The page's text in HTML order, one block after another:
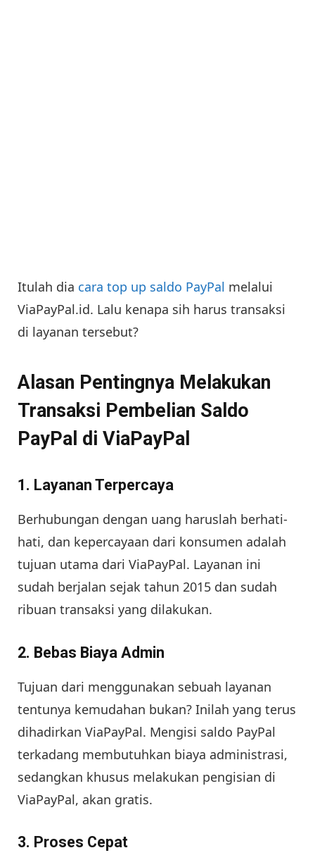
Itulah dia cara top up saldo PayPal melalui
ViaPayPal.id. Lalu kenapa sih harus transaksi
di layanan tersebut?
Alasan Pentingnya Melakukan
Transaksi Pembelian Saldo
PayPal di ViaPayPal
1. Layanan Terpercaya
Berhubungan dengan uang haruslah berhati-
hati, dan kepercayaan dari konsumen adalah
tujuan utama dari ViaPayPal. Layanan ini
sudah berjalan sejak tahun 2015 dan sudah
ribuan transaksi yang dilakukan.
2. Bebas Biaya Admin
Tujuan dari menggunakan sebuah layanan
tentunya kemudahan bukan? Inilah yang terus
dihadirkan ViaPayPal. Mengisi saldo PayPal
terkadang membutuhkan biaya administrasi,
sedangkan khusus melakukan pengisian di
ViaPayPal, akan gratis.
3. Proses Cepat